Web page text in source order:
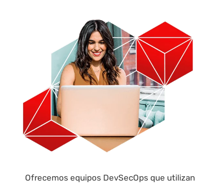
Ofrecemos equipos DevSecOps que utilizan